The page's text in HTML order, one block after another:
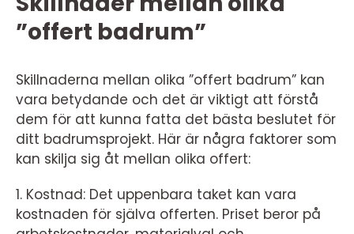
”offert badrum”
Skillnaderna mellan olika ”offert badrum” kan
vara betydande och det är viktigt att förstå
dem för att kunna fatta det bästa beslutet för
ditt badrumsprojekt. Här är några faktorer som
kan skilja sig åt mellan olika offert:
1. Kostnad: Det uppenbara taket kan vara
kostnaden för själva offerten. Priset beror på